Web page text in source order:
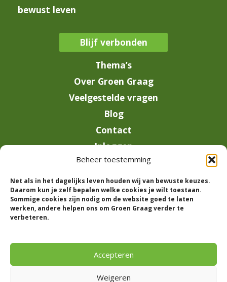
Beheer toestemming
Net als in het dagelijks leven houden wij van bewuste keuzes.
Daarom kun je zelf bepalen welke cookies je wilt toestaan.
Sommige cookies zijn nodig om de website goed te laten
werken, andere helpen ons om Groen Graag verder te
verbeteren.
Accepteren
Weigeren
bewust leven
Blijf verbonden
Thema’s
Over Groen Graag
Veelgestelde vragen
Blog
Contact
Inloggen
info@groengraag.nl
KvK 63990962
Ervaringen van leden op Trustpilot
Marketing